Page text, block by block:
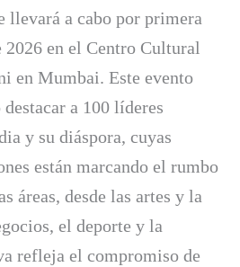
llevará a cabo por primera
2026 en el Centro Cultural
en Mumbai. Este evento
a 100 líderes
y su diáspora, cuyas
están marcando el rumbo
áreas, desde las artes y la
el deporte y la
refleja el compromiso de